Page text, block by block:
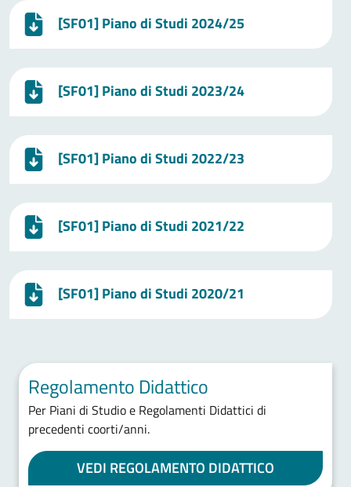
[SF01] Piano di Studi 2024/25
[SF01] Piano di Studi 2023/24
[SF01] Piano di Studi 2022/23
[SF01] Piano di Studi 2021/22
[SF01] Piano di Studi 2020/21
Regolamento Didattico
Per Piani di Studio e Regolamenti Didattici di
precedenti coorti/anni.
VEDI REGOLAMENTO DIDATTICO